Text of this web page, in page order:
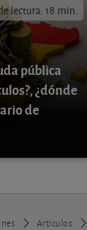
lectura: 18 min.
pública
¿dónde
de
Artículos